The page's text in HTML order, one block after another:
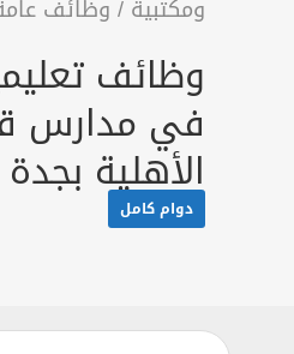
ومكتبية / وظائف
وظائف
في مدارس
الأهلية بجدة 1447
دوام كامل